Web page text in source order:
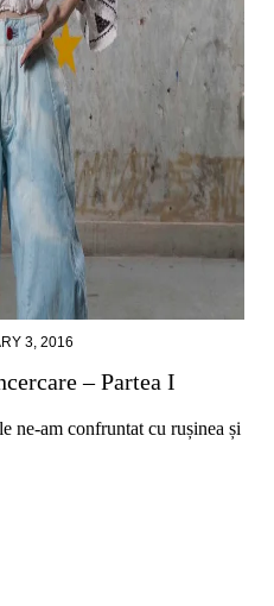
3, 2016
– Partea I
ne-am confruntat cu rușinea și